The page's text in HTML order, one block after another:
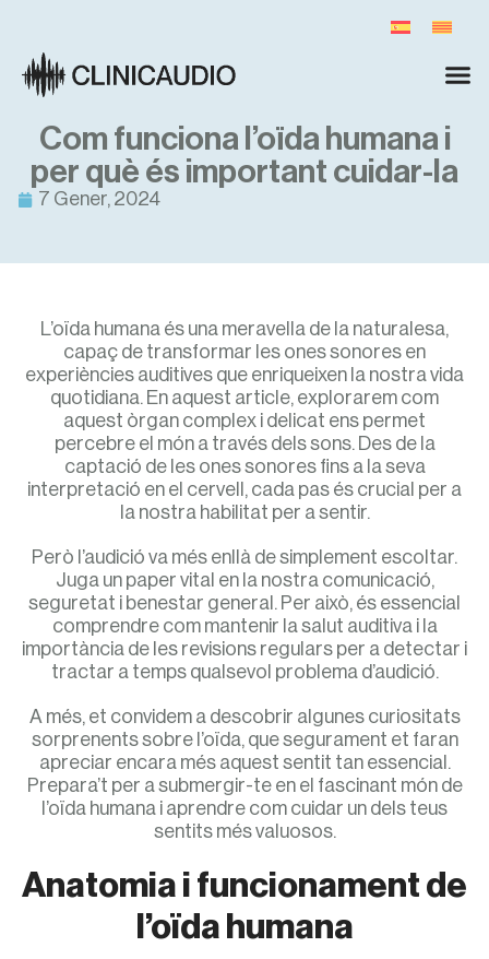
Com funciona l’oïda humana i
per què és important cuidar-la
7 Gener, 2024
L’oïda humana és una meravella de la naturalesa,
capaç de transformar les ones sonores en
experiències auditives que enriqueixen la nostra vida
quotidiana. En aquest article, explorarem com
aquest òrgan complex i delicat ens permet
percebre el món a través dels sons. Des de la
captació de les ones sonores fins a la seva
interpretació en el cervell, cada pas és crucial per a
la nostra habilitat per a sentir.
Però l’audició va més enllà de simplement escoltar.
Juga un paper vital en la nostra comunicació,
seguretat i benestar general. Per això, és essencial
comprendre com mantenir la salut auditiva i la
importància de les revisions regulars per a detectar i
tractar a temps qualsevol problema d’audició.
A més, et convidem a descobrir algunes curiositats
sorprenents sobre l’oïda, que segurament et faran
apreciar encara més aquest sentit tan essencial.
Prepara’t per a submergir-te en el fascinant món de
l’oïda humana i aprendre com cuidar un dels teus
sentits més valuosos.
Anatomia i funcionament de
l’oïda humana